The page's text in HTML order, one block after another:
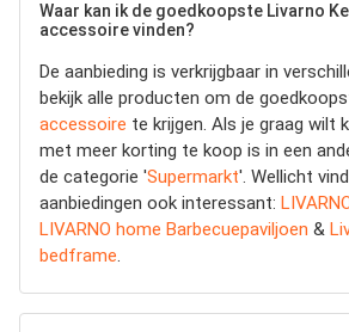
Waar kan ik de goedkoopste Livarno
accessoire vinden?
De aanbieding is verkrijgbaar in
bekijk alle producten om de
accessoire te krijgen. Als je graag wilt
met meer korting te koop is in een
de categorie 'Supermarkt'. Wellicht
aanbiedingen ook interessant:
LIVARNO home Barbecuepaviljoen &
bedframe.